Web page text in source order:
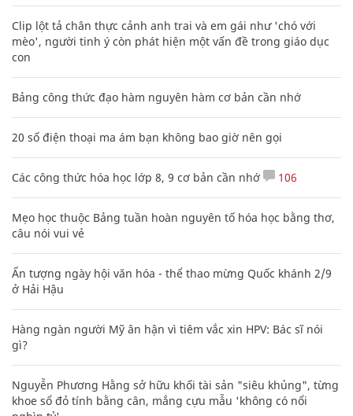
Clip lột tả chân thực cảnh anh trai và em gái như 'chó với
mèo', người tinh ý còn phát hiện một vấn đề trong giáo dục
con
Bảng công thức đạo hàm nguyên hàm cơ bản cần nhớ
20 số điện thoại ma ám bạn không bao giờ nên gọi
Các công thức hóa học lớp 8, 9 cơ bản cần nhớ 106
Mẹo học thuộc Bảng tuần hoàn nguyên tố hóa học bằng thơ,
câu nói vui vẻ
Ấn tượng ngày hội văn hóa - thể thao mừng Quốc khánh 2/9
ở Hải Hậu
Hàng ngàn người Mỹ ân hận vì tiêm vắc xin HPV: Bác sĩ nói
gì?
Nguyễn Phương Hằng sở hữu khối tài sản "siêu khủng", từng
khoe sổ đỏ tính bằng cân, mắng cựu mẫu 'không có nổi